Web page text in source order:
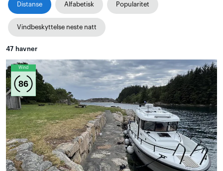
Distanse Alfabetisk Popularitet
Vindbeskyttelse neste natt
47 havner
Wind
86